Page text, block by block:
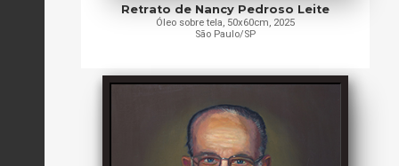
Retrato de Nancy Pedroso Leite
Óleo sobre tela, 50x60cm, 2025
São Paulo/SP